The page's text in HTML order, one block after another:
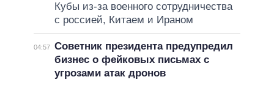
Кубы из-за военного сотрудничества
с россией, Китаем и Ираном
04:57 Советник президента предупредил
бизнес о фейковых письмах с
угрозами атак дронов